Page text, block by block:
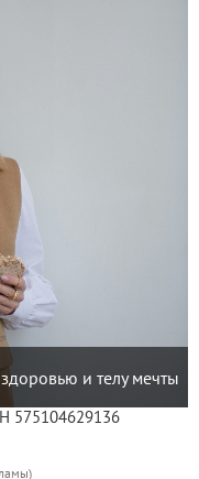
и телу мечты
575104629136